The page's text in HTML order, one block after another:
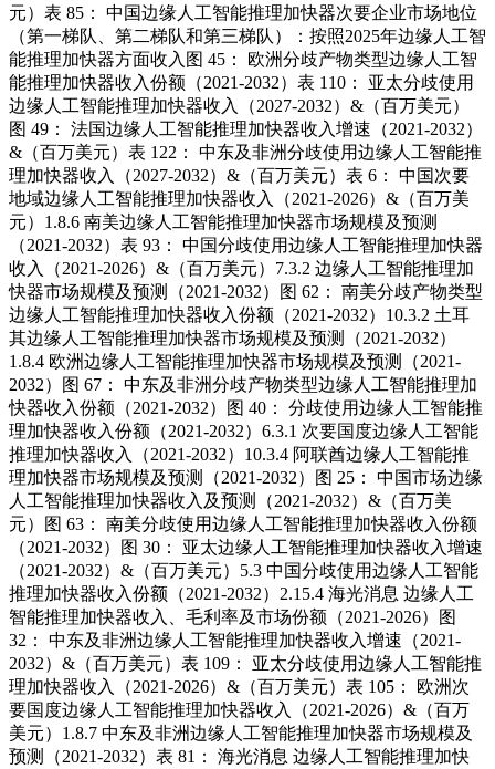
元）表 85： 中国边缘人工智能推理加快器次要企业市场地位
（第一梯队、第二梯队和第三梯队）：按照2025年边缘人工智
能推理加快器方面收入图 45： 欧洲分歧产物类型边缘人工智
能推理加快器收入份额（2021-2032）表 110： 亚太分歧使用
边缘人工智能推理加快器收入（2027-2032）&（百万美元）
图 49： 法国边缘人工智能推理加快器收入增速（2021-2032）
&（百万美元）表 122： 中东及非洲分歧使用边缘人工智能推
理加快器收入（2027-2032）&（百万美元）表 6： 中国次要
地域边缘人工智能推理加快器收入（2021-2026）&（百万美
元）1.8.6 南美边缘人工智能推理加快器市场规模及预测
（2021-2032）表 93： 中国分歧使用边缘人工智能推理加快器
收入（2021-2026）&（百万美元）7.3.2 边缘人工智能推理加
快器市场规模及预测（2021-2032）图 62： 南美分歧产物类型
边缘人工智能推理加快器收入份额（2021-2032）10.3.2 土耳
其边缘人工智能推理加快器市场规模及预测（2021-2032）
1.8.4 欧洲边缘人工智能推理加快器市场规模及预测（2021-
2032）图 67： 中东及非洲分歧产物类型边缘人工智能推理加
快器收入份额（2021-2032）图 40： 分歧使用边缘人工智能推
理加快器收入份额（2021-2032）6.3.1 次要国度边缘人工智能
推理加快器收入（2021-2032）10.3.4 阿联酋边缘人工智能推
理加快器市场规模及预测（2021-2032）图 25： 中国市场边缘
人工智能推理加快器收入及预测（2021-2032）&（百万美
元）图 63： 南美分歧使用边缘人工智能推理加快器收入份额
（2021-2032）图 30： 亚太边缘人工智能推理加快器收入增速
（2021-2032）&（百万美元）5.3 中国分歧使用边缘人工智能
推理加快器收入份额（2021-2032）2.15.4 海光消息 边缘人工
智能推理加快器收入、毛利率及市场份额（2021-2026）图
32： 中东及非洲边缘人工智能推理加快器收入增速（2021-
2032）&（百万美元）表 109： 亚太分歧使用边缘人工智能推
理加快器收入（2021-2026）&（百万美元）表 105： 欧洲次
要国度边缘人工智能推理加快器收入（2021-2026）&（百万
美元）1.8.7 中东及非洲边缘人工智能推理加快器市场规模及
预测（2021-2032）表 81： 海光消息 边缘人工智能推理加快